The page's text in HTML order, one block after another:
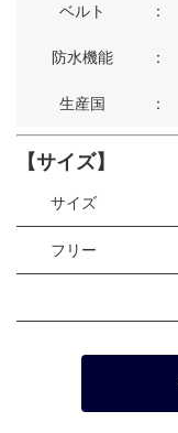
ベルト ：
防水機能 ：
生産国 ：
【サイズ】
サイズ
フリー